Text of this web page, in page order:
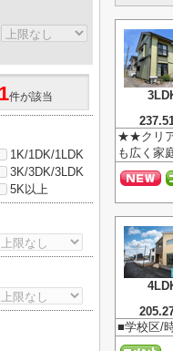
★★クリア
も広く家
■学校区/
件が該当
1K/1DK/1LDK
3K/3DK/3LDK
5K以上